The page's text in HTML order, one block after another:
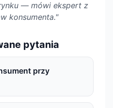
— mówi ekspert z
konsumenta."
pytania
przy